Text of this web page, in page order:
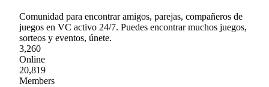
Comunidad para encontrar amigos, parejas, compañeros de
juegos en VC activo 24/7. Puedes encontrar muchos juegos,
sorteos y eventos, únete.
3,260
Online
20,819
Members